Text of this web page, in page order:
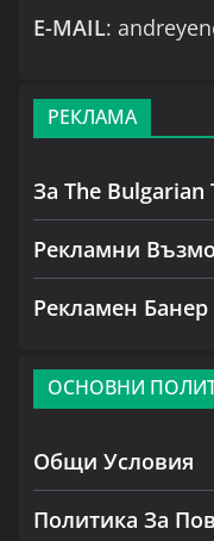
Е-MAIL:
РЕКЛАМА
За The Bulgarian
Рекламни
Рекламен Банер
ОСНОВНИ
Общи Условия
Политика За